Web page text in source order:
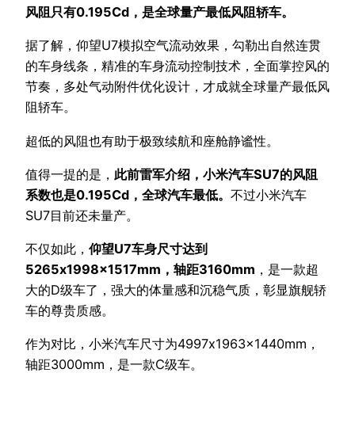
风阻只有0.195Cd，是全球量产最低风阻轿车。
据了解，仰望U7模拟空气流动效果，勾勒出自然连贯
的车身线条，精准的车身流动控制技术，全面掌控风的
节奏，多处气动附件优化设计，才成就全球量产最低风
阻轿车。
超低的风阻也有助于极致续航和座舱静谧性。
值得一提的是， 此前雷军介绍，小米汽车SU7的风阻
系数也是0.195Cd，全球汽车最低。 不过小米汽车
SU7目前还未量产。
不仅如此， 仰望U7车身尺寸达到
5265x1998x1517mm，轴距3160mm ，是一款超
大的D级车了，强大的体量感和沉稳气质，彰显旗舰轿
车的尊贵质感。
作为对比，小米汽车尺寸为4997x1963x1440mm，
轴距3000mm，是一款C级车。